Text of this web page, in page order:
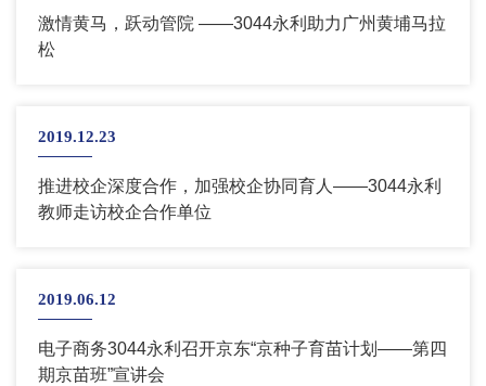
激情黄马，跃动管院 ——3044永利助力广州黄埔马拉
松
2019.12.23
推进校企深度合作，加强校企协同育人——3044永利
教师走访校企合作单位
2019.06.12
电子商务3044永利召开京东“京种子育苗计划——第四
期京苗班”宣讲会